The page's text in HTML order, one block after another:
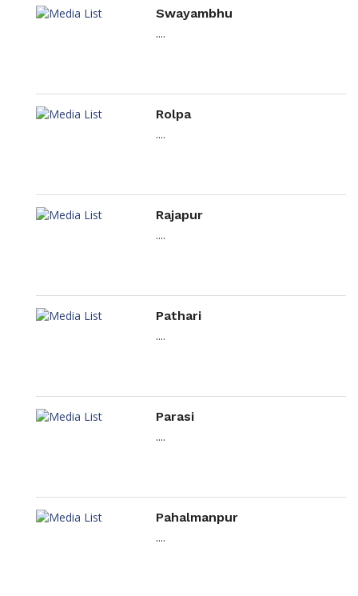
Swayambhu
....
Rolpa
....
Rajapur
....
Pathari
....
Parasi
....
Pahalmanpur
....